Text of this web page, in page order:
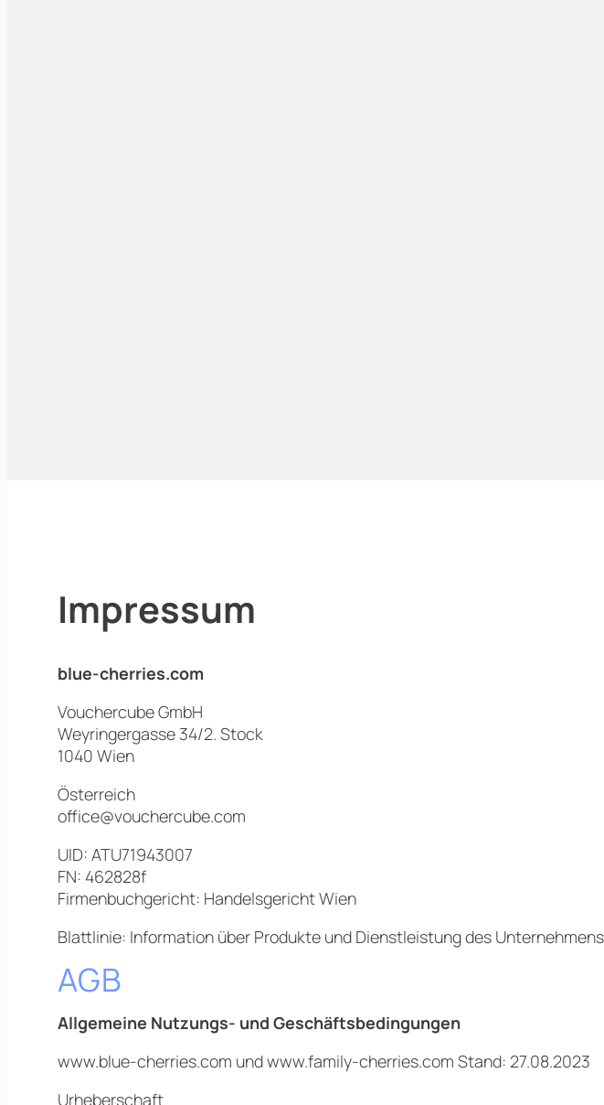
Impressum
blue-cherries.com
Vouchercube GmbH
Weyringergasse 34/2. Stock
1040 Wien
Österreich
office@vouchercube.com
UID: ATU71943007
FN: 462828f
Firmenbuchgericht: Handelsgericht Wien
Blattlinie: Information über Produkte und Dienstleistung des
AGB
Allgemeine Nutzungs- und Geschäftsbedingungen
www.blue-cherries.com und www.family-cherries.com Stand: 27.08.2023
Urheberschaft